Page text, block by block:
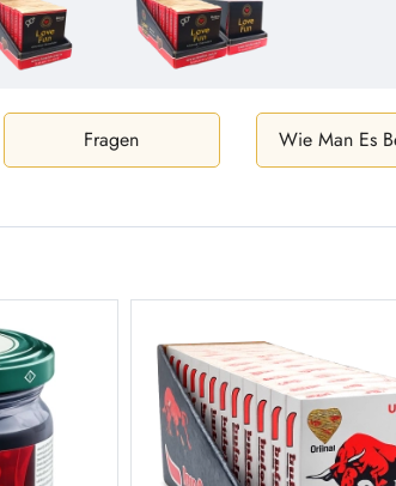
Fragen Wie Man Es